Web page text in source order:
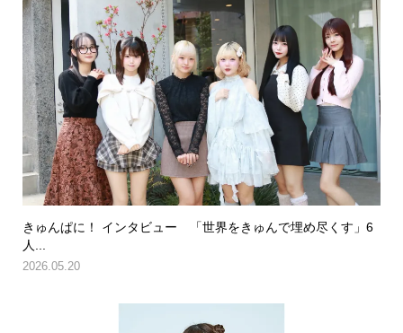
きゅんぱに！ インタビュー 「世界をきゅんで埋め尽くす」6
人...
2026.05.20